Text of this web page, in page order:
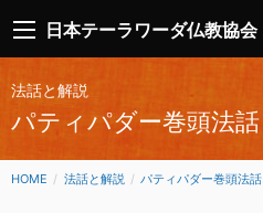
日本テーラワーダ仏教協会
法話と解説
パティパダー巻頭法話
HOME 法話と解説 パティパダー巻頭法話